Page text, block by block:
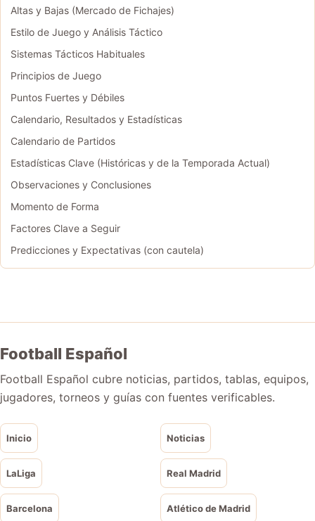
Altas y Bajas (Mercado de Fichajes)
Estilo de Juego y Análisis Táctico
Sistemas Tácticos Habituales
Principios de Juego
Puntos Fuertes y Débiles
Calendario, Resultados y Estadísticas
Calendario de Partidos
Estadísticas Clave (Históricas y de la Temporada Actual)
Observaciones y Conclusiones
Momento de Forma
Factores Clave a Seguir
Predicciones y Expectativas (con cautela)
Football Español
Football Español cubre noticias, partidos, tablas, equipos,
jugadores, torneos y guías con fuentes verificables.
Inicio Noticias
LaLiga Real Madrid
Barcelona Atlético de Madrid